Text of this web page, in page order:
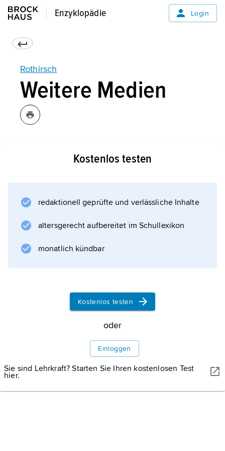
Enzyklopädie
Enzyklopädie Login
Rothirsch
Weitere Medien
Kostenlos testen
redaktionell geprüfte und verlässliche Inhalte
altersgerecht aufbereitet im Schullexikon
monatlich kündbar
Kostenlos testen
oder
Einloggen
Sie sind Lehrkraft? Starten Sie Ihren kostenlosen Test
hier.